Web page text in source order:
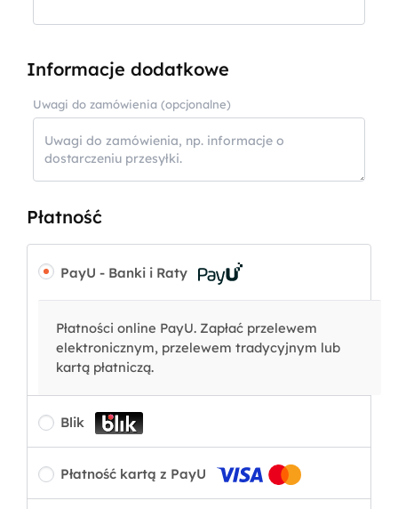
Informacje dodatkowe
Uwagi do zamówienia (opcjonalne)
Płatność
PayU - Banki i Raty
Płatności online PayU. Zapłać przelewem
elektronicznym, przelewem tradycyjnym lub
kartą płatniczą.
Blik
Płatność kartą z PayU